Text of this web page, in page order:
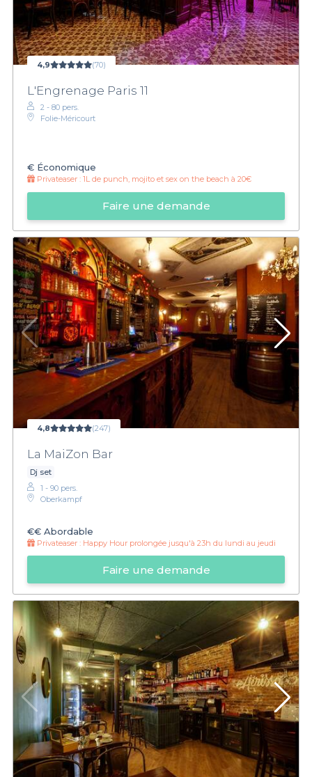
4,9 (70)
L'Engrenage Paris 11
2 - 80 pers.
Folie-Méricourt
€ Économique
Privateaser : 1L de punch, mojito et sex on the beach à 20€
Faire une demande
4,8 (247)
La MaiZon Bar
Dj set
1 - 90 pers.
Oberkampf
€€ Abordable
Privateaser : Happy Hour prolongée jusqu'à 23h du lundi au jeudi
Faire une demande